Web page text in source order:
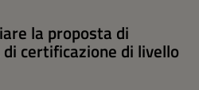
la proposta di
certificazione di livello